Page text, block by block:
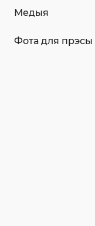
Медыя
Фота для прэсы